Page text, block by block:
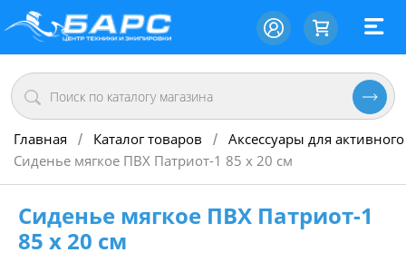
Главная / Каталог товаров / Аксессуары для
Сиденье мягкое ПВХ Патриот-1 85 x 20 см
Сиденье мягкое ПВХ Патриот-1
85 x 20 см